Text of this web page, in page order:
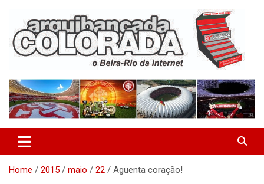
content
Arquibancada Colorada
Home 2015 maio 22 Aguenta coração!